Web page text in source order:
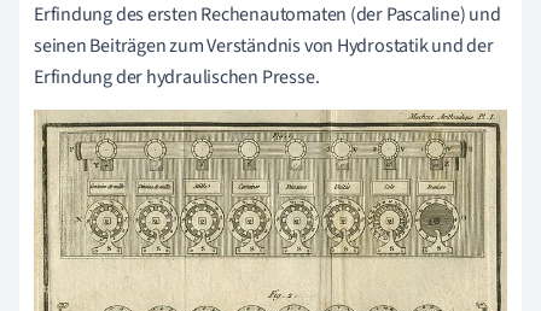
Erfindung des ersten Rechenautomaten (der Pascaline) und
seinen Beiträgen zum Verständnis von Hydrostatik und der
Erfindung der hydraulischen Presse.